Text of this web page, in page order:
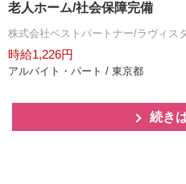
老人ホーム/社会保障完備
株式会社ベストパートナー/ラヴィス
時給1,226円
アルバイト・パート / 東京都
続き